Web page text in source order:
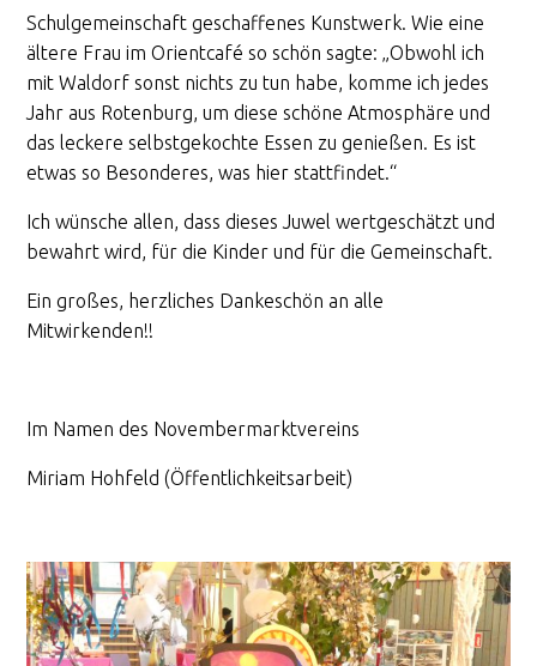
Schulgemeinschaft geschaffenes Kunstwerk. Wie eine
ältere Frau im Orientcafé so schön sagte: „Obwohl ich
mit Waldorf sonst nichts zu tun habe, komme ich jedes
Jahr aus Rotenburg, um diese schöne Atmosphäre und
das leckere selbstgekochte Essen zu genießen. Es ist
etwas so Besonderes, was hier stattfindet.“
Ich wünsche allen, dass dieses Juwel wertgeschätzt und
bewahrt wird, für die Kinder und für die Gemeinschaft.
Ein großes, herzliches Dankeschön an alle
Mitwirkenden!!
Im Namen des Novembermarktvereins
Miriam Hohfeld (Öffentlichkeitsarbeit)